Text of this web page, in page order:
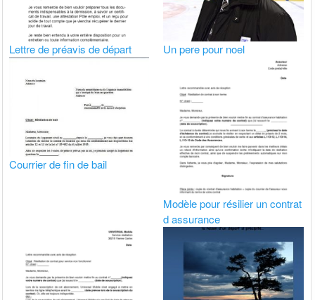
Lettre de préavis de départ Un pere pour noel
Courrier de fin de bail
Modèle pour résilier un contrat
d assurance